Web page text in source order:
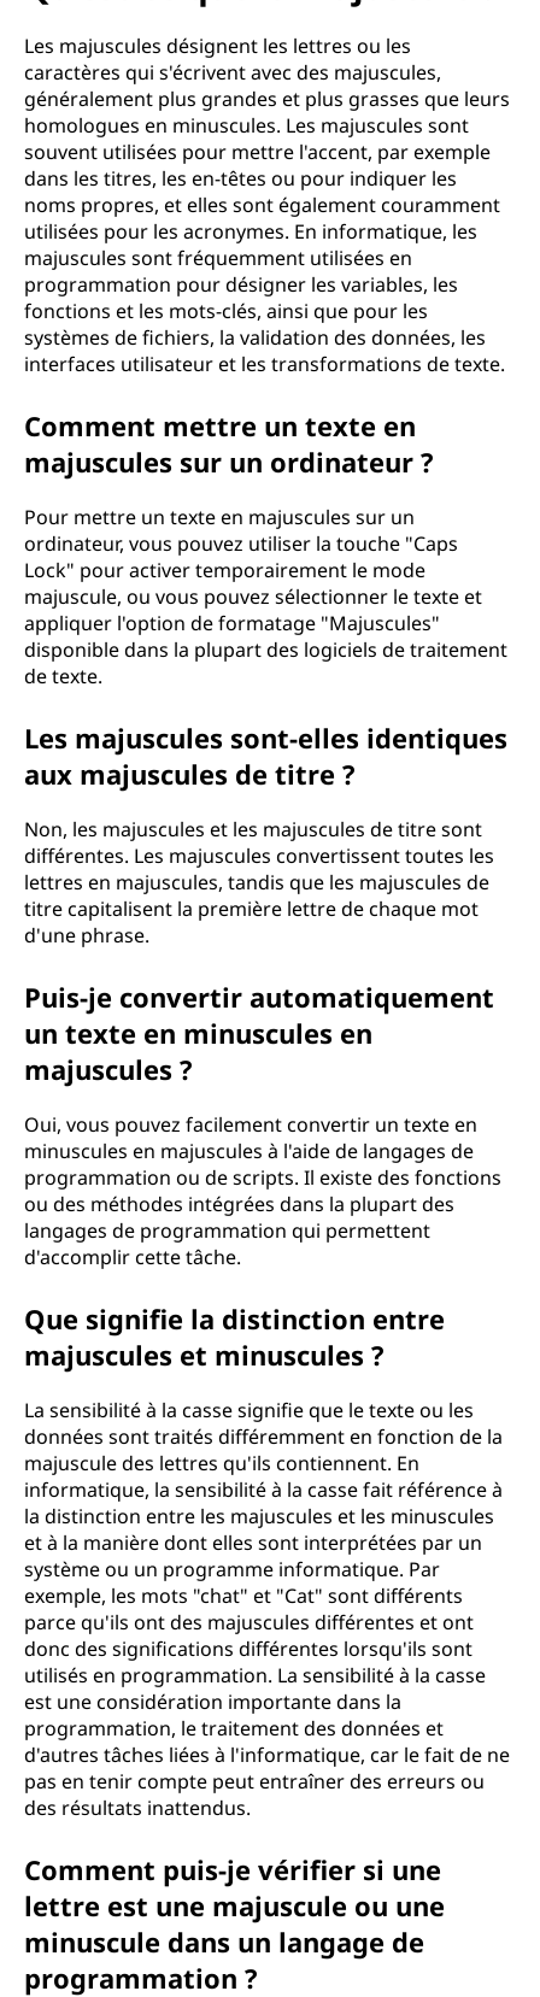
m
Les majuscules désignent les lettres ou les
caractères qui s'écrivent avec des majuscules,
généralement plus grandes et plus grasses que leurs
homologues en minuscules. Les majuscules sont
souvent utilisées pour mettre l'accent, par exemple
dans les titres, les en-têtes ou pour indiquer les
noms propres, et elles sont également couramment
utilisées pour les acronymes. En informatique, les
majuscules sont fréquemment utilisées en
programmation pour désigner les variables, les
fonctions et les mots-clés, ainsi que pour les
systèmes de fichiers, la validation des données, les
interfaces utilisateur et les transformations de texte.
Comment mettre un texte en
majuscules sur un ordinateur ?
Pour mettre un texte en majuscules sur un
ordinateur, vous pouvez utiliser la touche "Caps
Lock" pour activer temporairement le mode
majuscule, ou vous pouvez sélectionner le texte et
appliquer l'option de formatage "Majuscules"
disponible dans la plupart des logiciels de traitement
de texte.
Les majuscules sont-elles identiques
aux majuscules de titre ?
Non, les majuscules et les majuscules de titre sont
différentes. Les majuscules convertissent toutes les
lettres en majuscules, tandis que les majuscules de
titre capitalisent la première lettre de chaque mot
d'une phrase.
Puis-je convertir automatiquement
un texte en minuscules en
majuscules ?
Oui, vous pouvez facilement convertir un texte en
minuscules en majuscules à l'aide de langages de
programmation ou de scripts. Il existe des fonctions
ou des méthodes intégrées dans la plupart des
langages de programmation qui permettent
d'accomplir cette tâche.
Que signifie la distinction entre
majuscules et minuscules ?
La sensibilité à la casse signifie que le texte ou les
données sont traités différemment en fonction de la
majuscule des lettres qu'ils contiennent. En
informatique, la sensibilité à la casse fait référence à
la distinction entre les majuscules et les minuscules
et à la manière dont elles sont interprétées par un
système ou un programme informatique. Par
exemple, les mots "chat" et "Cat" sont différents
parce qu'ils ont des majuscules différentes et ont
donc des significations différentes lorsqu'ils sont
utilisés en programmation. La sensibilité à la casse
est une considération importante dans la
programmation, le traitement des données et
d'autres tâches liées à l'informatique, car le fait de ne
pas en tenir compte peut entraîner des erreurs ou
des résultats inattendus.
Comment puis-je vérifier si une
lettre est une majuscule ou une
minuscule dans un langage de
programmation ?